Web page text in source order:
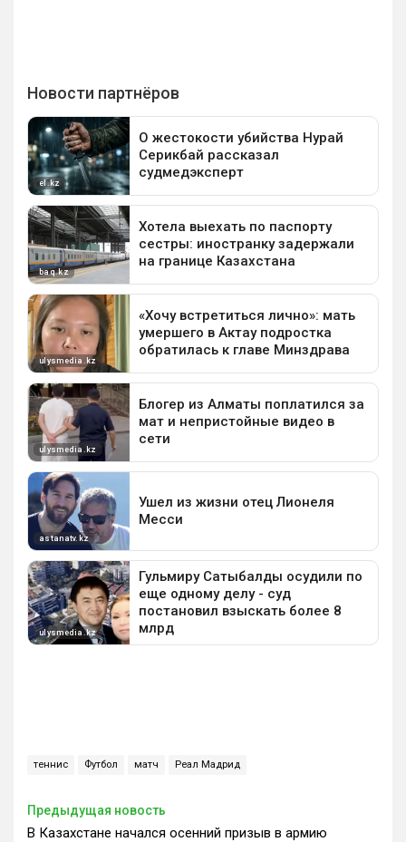
теннис Футбол матч Реал Мадрид
Предыдущая новость
В Казахстане начался осенний призыв в армию